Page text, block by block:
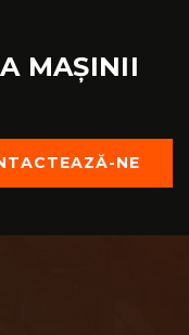
MAȘINII
NE